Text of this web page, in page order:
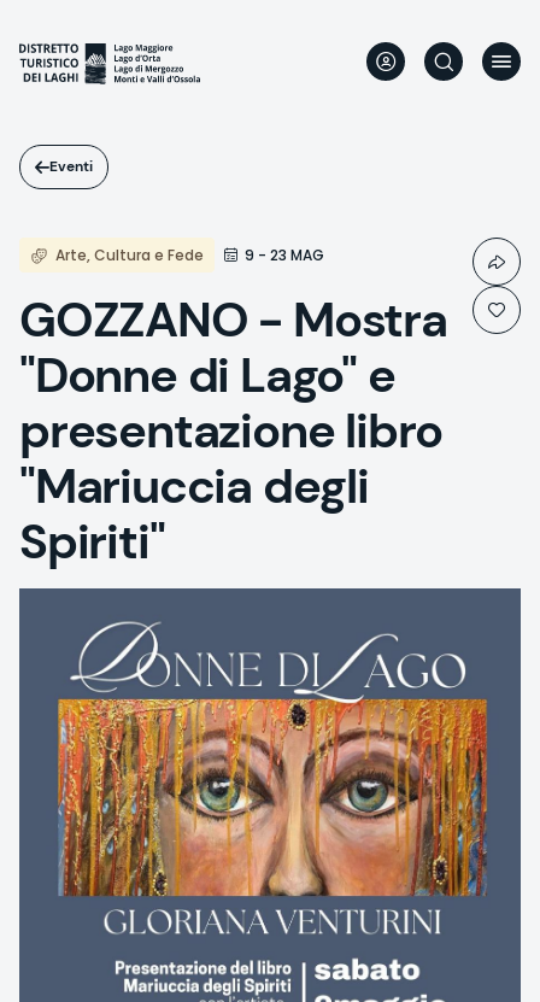
contenuto
principale
Eventi
Arte, Cultura e Fede 9 - 23 MAG
GOZZANO - Mostra
"Donne di Lago" e
presentazione libro
"Mariuccia degli
Spiriti"